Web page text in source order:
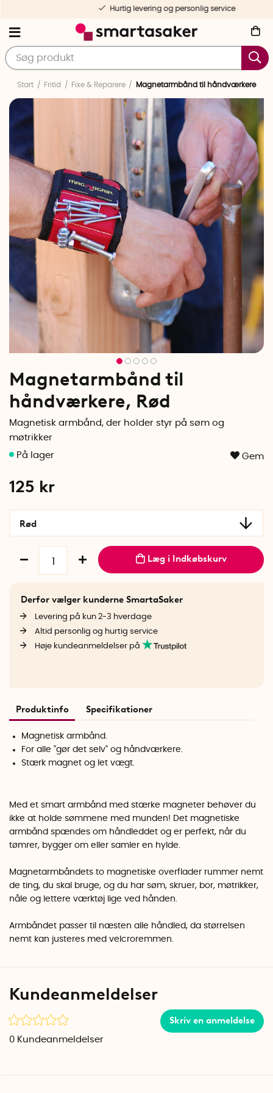
Hurtig levering og personlig service
Start Fritid Fixe & Reparere Magnetarmbånd til håndværkere
Magnetarmbånd til
håndværkere, Rød
Magnetisk armbånd, der holder styr på søm og
møtrikker
Gem
125 kr
Rød
Læg i Indkøbskurv
Derfor vælger kunderne SmartaSaker
Levering på kun 2-3 hverdage
Altid personlig og hurtig service
Høje kundeanmeldelser på
Produktinfo Specifikationer
Magnetisk armbånd.
For alle "gør det selv" og håndværkere.
Stærk magnet og let vægt.
Med et smart armbånd med stærke magneter behøver du
ikke at holde sømmene med munden! Det magnetiske
armbånd spændes om håndleddet og er perfekt, når du
tømrer, bygger om eller samler en hylde.
Magnetarmbåndets to magnetiske overflader rummer nemt
de ting, du skal bruge, og du har søm, skruer, bor, møtrikker,
nåle og lettere værktøj lige ved hånden.
Armbåndet passer til næsten alle håndled, da størrelsen
nemt kan justeres med velcroremmen.
Kundeanmeldelser
Skriv en anmeldelse
0 Kundeanmeldelser